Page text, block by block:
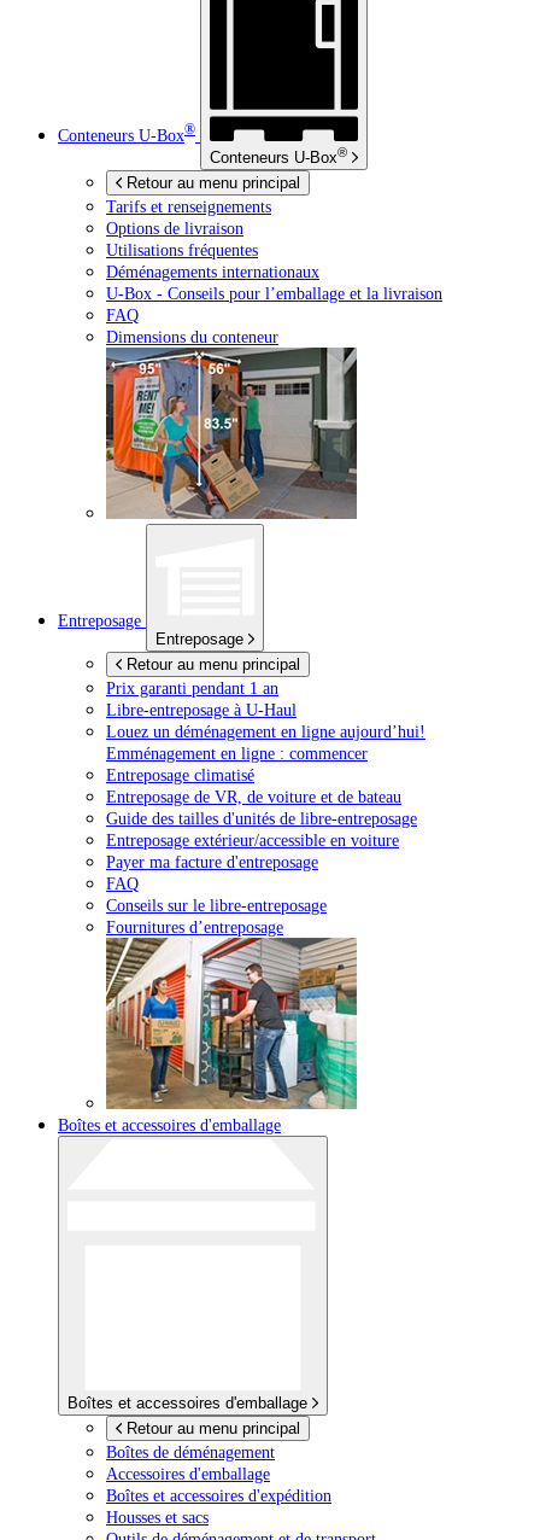
Conteneurs U-Box®
Conteneurs U-Box®
Retour au menu principal
Tarifs et renseignements
Options de livraison
Utilisations fréquentes
Déménagements internationaux
U-Box - Conseils pour l’emballage et la livraison
FAQ
Dimensions du conteneur
Entreposage
Entreposage
Retour au menu principal
Prix garanti pendant 1 an
Libre-entreposage à U-Haul
Louez un déménagement en ligne aujourd’hui!
Emménagement en ligne : commencer
Entreposage climatisé
Entreposage de VR, de voiture et de bateau
Guide des tailles d'unités de libre-entreposage
Entreposage extérieur/accessible en voiture
Payer ma facture d'entreposage
FAQ
Conseils sur le libre-entreposage
Fournitures d’entreposage
Boîtes et accessoires d'emballage
Boîtes et accessoires d'emballage
Retour au menu principal
Boîtes de déménagement
Accessoires d'emballage
Boîtes et accessoires d'expédition
Housses et sacs